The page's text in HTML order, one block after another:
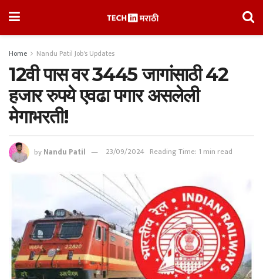
Home Nandu Patil Job's Updates
12वी पास वर 3445 जागांसाठी 42
हजार रुपये एवढा पगार असलेली
मेगाभरती!
byNandu Patil 23/09/2024 Reading Time: 1 min read